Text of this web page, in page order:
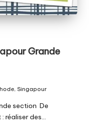
Grande
, Singapour
section De
réaliser des…